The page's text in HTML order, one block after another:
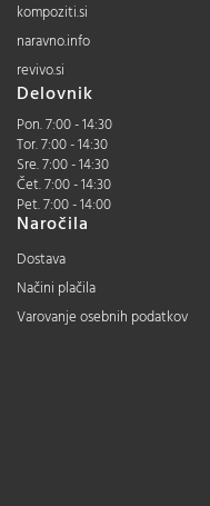
kompoziti.si
naravno.info
revivo.si
Delovnik
Pon. 7:00 - 14:30
Tor. 7:00 - 14:30
Sre. 7:00 - 14:30
Čet. 7:00 - 14:30
Pet. 7:00 - 14:00
Naročila
Dostava
Načini plačila
Varovanje osebnih podatkov